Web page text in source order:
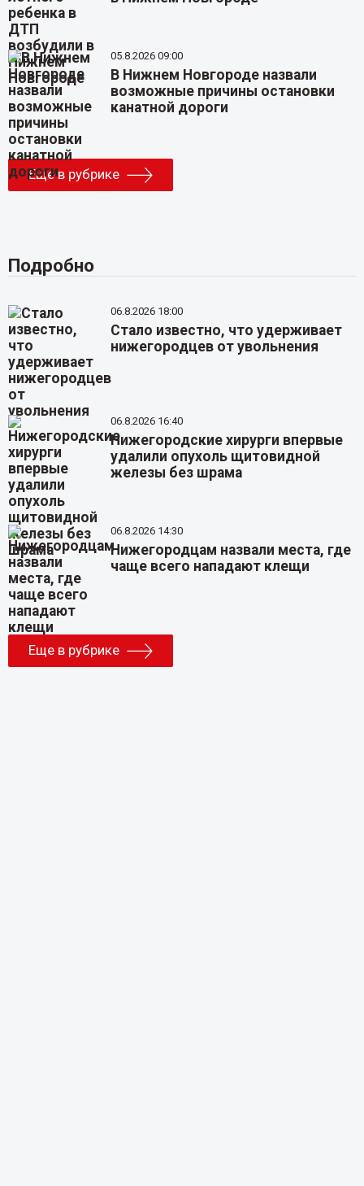
05.8.2026 09:00
В Нижнем Новгороде назвали
возможные причины остановки
канатной дороги
Еще в рубрике
Подробно
06.8.2026 18:00
Стало известно, что удерживает
нижегородцев от увольнения
06.8.2026 16:40
Нижегородские хирурги впервые
удалили опухоль щитовидной
железы без шрама
06.8.2026 14:30
Нижегородцам назвали места, где
чаще всего нападают клещи
Еще в рубрике